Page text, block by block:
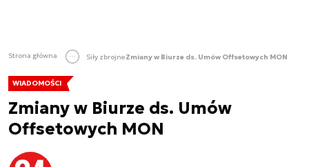
Strona główna Siły zbrojneZmiany w Biurze ds. Umów Offsetowych MON
WIADOMOŚCI
Zmiany w Biurze ds. Umów
Offsetowych MON